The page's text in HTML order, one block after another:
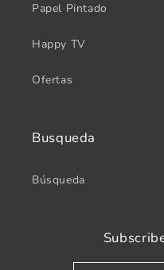
Papel Pintado
Happy TV
Ofertas
Busqueda
Búsqueda